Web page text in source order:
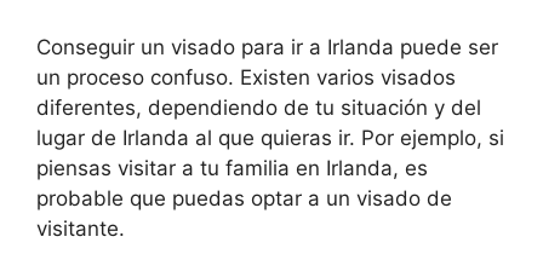
Conseguir un visado para ir a Irlanda puede ser
un proceso confuso. Existen varios visados
diferentes, dependiendo de tu situación y del
lugar de Irlanda al que quieras ir. Por ejemplo, si
piensas visitar a tu familia en Irlanda, es
probable que puedas optar a un visado de
visitante.